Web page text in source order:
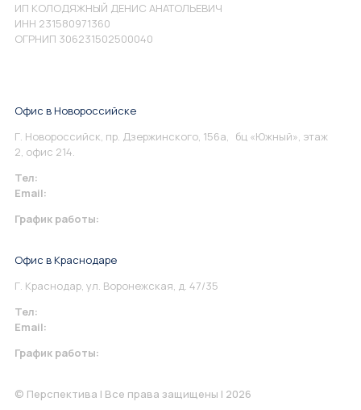
ИП КОЛОДЯЖНЫЙ ДЕНИС АНАТОЛЬЕВИЧ
ИНН 231580971360
ОГРНИП 306231502500040
Офис в Новороссийске
Г. Новороссийск, пр. Дзержинского, 156а, бц «Южный», этаж
2, офис 214.
Тел:
Email:
График работы:
Офис в Краснодаре
Г. Краснодар, ул. Воронежская, д. 47/35
Тел:
Email:
График работы:
© Перспектива | Все права защищены | 2026